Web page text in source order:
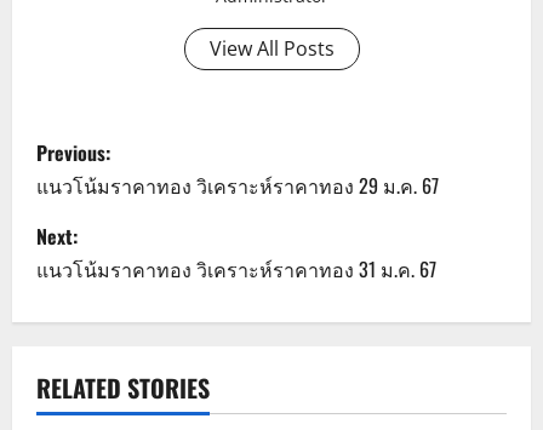
View All Posts
P
o
s
t
a
Previous:
แนวโน้มราคาทอง วิเคราะห์ราคาทอง 29 ม.ค. 67
Next:
แนวโน้มราคาทอง วิเคราะห์ราคาทอง 31 ม.ค. 67
RELATED STORIES